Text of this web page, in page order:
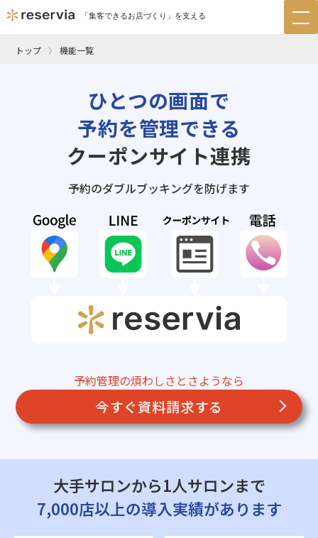
「集客できるお店づくり」を支える
トップ 機能一覧
ひとつの画面で
予約を管理できる
クーポンサイト連携
予約のダブルブッキングを防げます
予約管理の煩わしさとさようなら
今すぐ資料請求する
大手サロンから1人サロンまで
7,000店以上の導入実績があります